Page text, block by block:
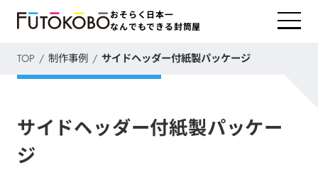
おそらく日本一
なんでもできる封筒屋
TOP 制作事例 サイドヘッダー付紙製パッケージ
サイドヘッダー付紙製パッケー
ジ